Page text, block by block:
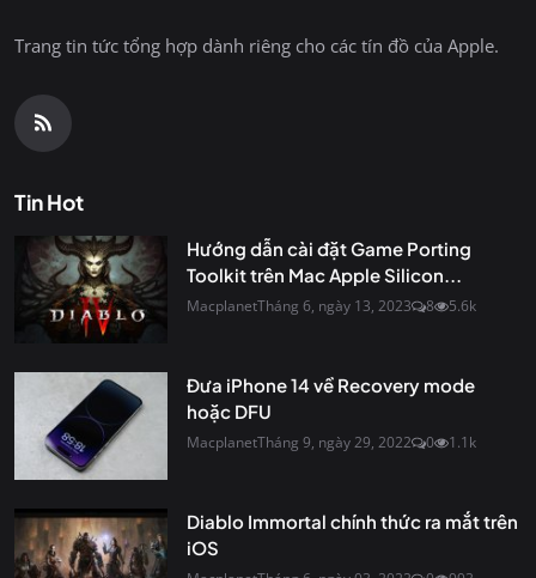
Trang tin tức tổng hợp dành riêng cho các tín đồ của Apple.
Tin Hot
Hướng dẫn cài đặt Game Porting
Toolkit trên Mac Apple Silicon...
MacplanetTháng 6, ngày 13, 2023 8 5.6k
Đưa iPhone 14 về Recovery mode
hoặc DFU
MacplanetTháng 9, ngày 29, 2022 0 1.1k
Diablo Immortal chính thức ra mắt trên
iOS